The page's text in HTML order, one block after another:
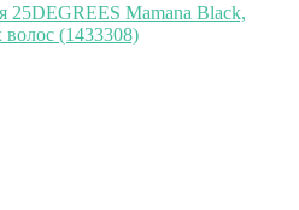
25DEGREES Mamana Black,
(1433308)